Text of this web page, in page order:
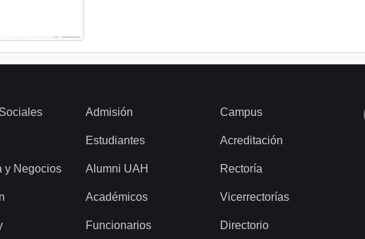
y Negocios
Admisión
Estudiantes
Alumni UAH
Académicos
Funcionarios
Campus
Acreditación
Rectoría
Vicerrectorías
Directorio